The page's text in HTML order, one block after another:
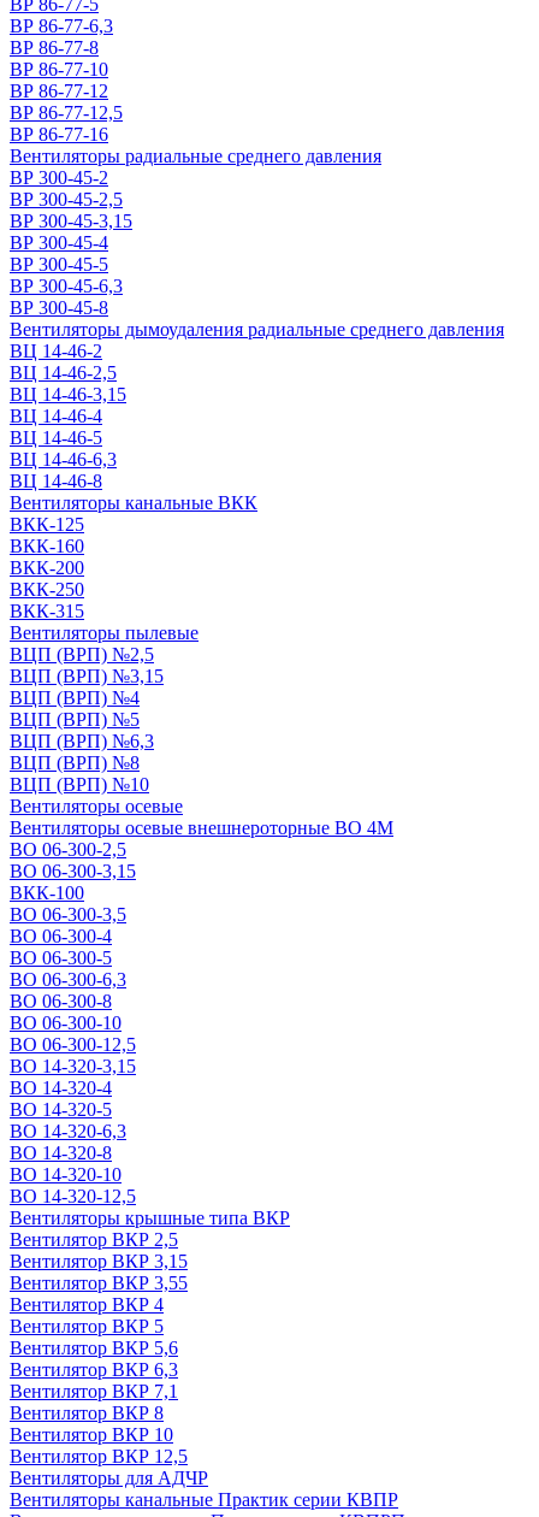
ВР 86-77-5
ВР 86-77-6,3
ВР 86-77-8
ВР 86-77-10
ВР 86-77-12
ВР 86-77-12,5
ВР 86-77-16
Вентиляторы радиальные среднего давления
ВР 300-45-2
ВР 300-45-2,5
ВР 300-45-3,15
ВР 300-45-4
ВР 300-45-5
ВР 300-45-6,3
ВР 300-45-8
Вентиляторы дымоудаления радиальные среднего давления
ВЦ 14-46-2
ВЦ 14-46-2,5
ВЦ 14-46-3,15
ВЦ 14-46-4
ВЦ 14-46-5
ВЦ 14-46-6,3
ВЦ 14-46-8
Вентиляторы канальные ВКК
ВКК-125
ВКК-160
ВКК-200
ВКК-250
ВКК-315
Вентиляторы пылевые
ВЦП (ВРП) №2,5
ВЦП (ВРП) №3,15
ВЦП (ВРП) №4
ВЦП (ВРП) №5
ВЦП (ВРП) №6,3
ВЦП (ВРП) №8
ВЦП (ВРП) №10
Вентиляторы осевые
Вентиляторы осевые внешнероторные ВО 4М
ВО 06-300-2,5
ВО 06-300-3,15
ВКК-100
ВО 06-300-3,5
ВО 06-300-4
ВО 06-300-5
ВО 06-300-6,3
ВО 06-300-8
ВО 06-300-10
ВО 06-300-12,5
ВО 14-320-3,15
ВО 14-320-4
ВО 14-320-5
ВО 14-320-6,3
ВО 14-320-8
ВО 14-320-10
ВО 14-320-12,5
Вентиляторы крышные типа ВКР
Вентилятор ВКР 2,5
Вентилятор ВКР 3,15
Вентилятор ВКР 3,55
Вентилятор ВКР 4
Вентилятор ВКР 5
Вентилятор ВКР 5,6
Вентилятор ВКР 6,3
Вентилятор ВКР 7,1
Вентилятор ВКР 8
Вентилятор ВКР 10
Вентилятор ВКР 12,5
Вентиляторы для АДЧР
Вентиляторы канальные Практик серии КВПР